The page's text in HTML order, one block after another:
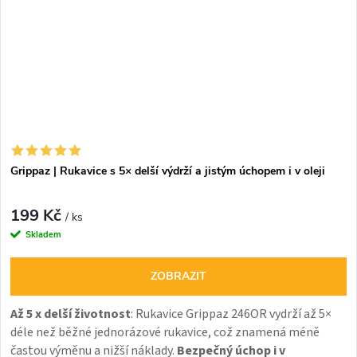
Grippaz | Rukavice s 5× delší výdrží a jistým úchopem i v oleji
199 Kč/ ks
Skladem
ZOBRAZIT
Až 5 x delší životnost: Rukavice Grippaz 246OR vydrží až 5×
déle než běžné jednorázové rukavice, což znamená méně
častou výměnu a nižší náklady. Bezpečný úchop i v